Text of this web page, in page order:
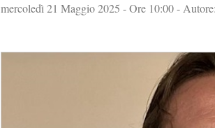
mercoledì 21 Maggio 2025 - Ore 10:00 -